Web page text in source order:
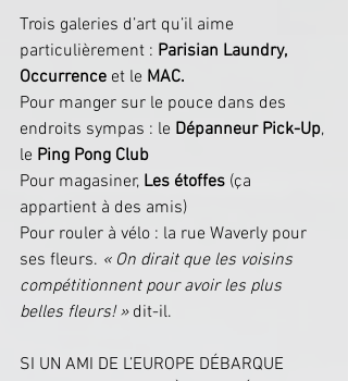
Trois galeries d’art qu’il aime
particulièrement : Parisian Laundry,
Occurrence et le MAC.
Pour manger sur le pouce dans des
endroits sympas : le Dépanneur Pick-Up,
le Ping Pong Club
Pour magasiner, Les étoffes (ça
appartient à des amis)
Pour rouler à vélo : la rue Waverly pour
ses fleurs. « On dirait que les voisins
compétitionnent pour avoir les plus
belles fleurs! » dit-il.
SI UN AMI DE L’EUROPE DÉBARQUE